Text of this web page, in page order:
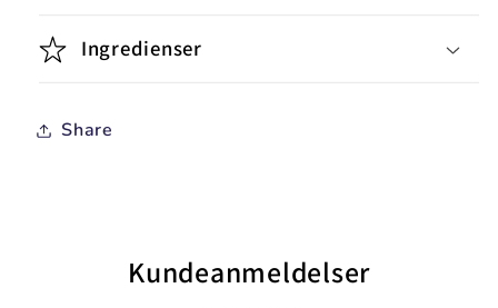
Ingredienser
Share
Kundeanmeldelser